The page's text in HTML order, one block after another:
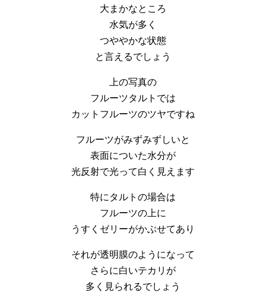
大まかなところ
水気が多く
つややかな状態
と言えるでしょう
上の写真の
フルーツタルトでは
カットフルーツのツヤですね
フルーツがみずみずしいと
表面についた水分が
光反射で光って白く見えます
特にタルトの場合は
フルーツの上に
うすくゼリーがかぶせてあり
それが透明膜のようになって
さらに白いテカリが
多く見られるでしょう